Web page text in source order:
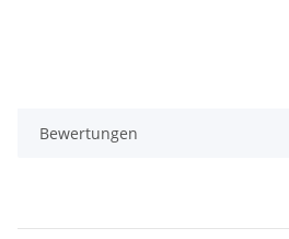
Bewertungen